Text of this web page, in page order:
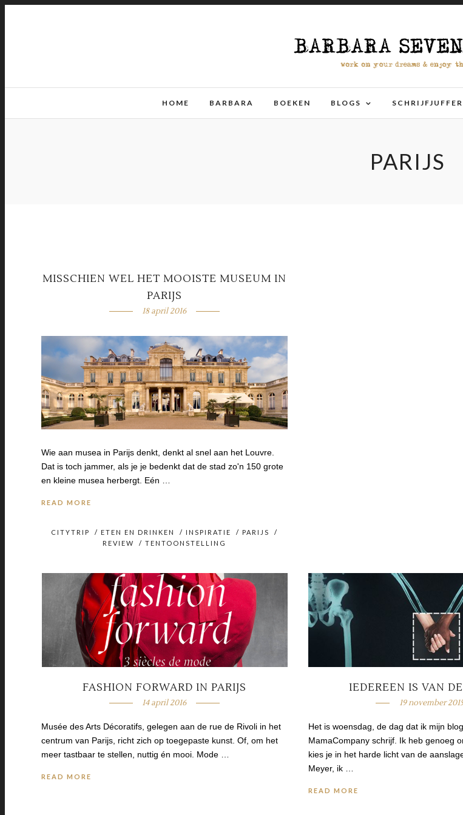
HOME BARBARA BOEKEN BLOGS
PARIJS
MISSCHIEN WEL HET MOOISTE MUSEUM IN
PARIJS
18 april 2016
Wie aan musea in Parijs denkt, denkt al snel aan het Louvre.
Dat is toch jammer, als je je bedenkt dat de stad zo'n 150 grote
en kleine musea herbergt. Eén …
READ MORE
CITYTRIP / ETEN EN DRINKEN / INSPIRATIE / PARIJS
/
REVIEW
/ TENTOONSTELLING
FASHION FORWARD IN PARIJS
14 april 2016
Musée des Arts Décoratifs, gelegen aan de rue de Rivoli in het
centrum van Parijs, richt zich op toegepaste kunst. Of, om het
meer tastbaar te stellen, nuttig én mooi. Mode …
READ MORE
IEDEREEN IS VAN
19 november 2015
Het is woensdag, de dag dat ik mijn
MamaCompany schrijf. Ik heb genoeg
kies je in het harde licht van de
Meyer, ik …
READ MORE